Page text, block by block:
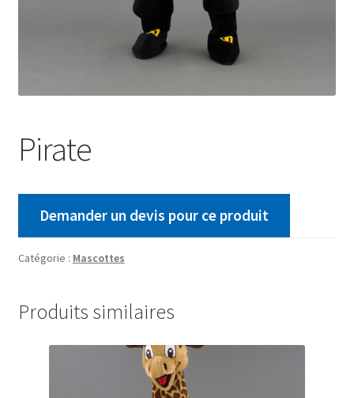
Pirate
Demander un devis pour ce produit
Catégorie : Mascottes
Produits similaires